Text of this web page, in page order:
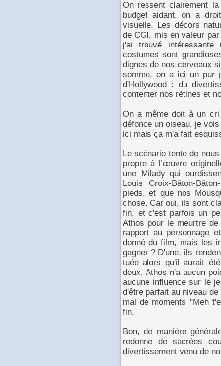
On ressent clairement
budget aidant, on a
visuelle. Les décors
de CGI, mis en valeur
j'ai trouvé
costumes sont
dignes de nos cerveaux
somme, on a ici un pur
d'Hollywood : du
contenter nos rétines et
On a même doit à un cri
défonce un oiseau, je
ici mais ça m'a fait
Le scénario tente de
propre à l’œuvre
une Milady qui
Louis Croix-Bâton-
pieds, et que nos
chose. Car oui, ils sont
fin, et c'est parfois un
Athos pour le meurtre
rapport au personnage
donné du film, mais les
gagner ? D'une, ils
tuée alors qu'il aurait
deux, Athos n'a aucun
aucune influence sur le
d'être parfait au niveau
mal de moments "Meh
fin.
Bon, de manière
redonne de sacrées
divertissement venu de